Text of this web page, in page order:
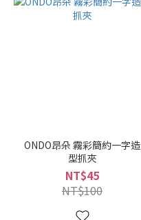
ONDO昂朵 霧彩簡約一字造
型抓夾
NT$45
NT$100